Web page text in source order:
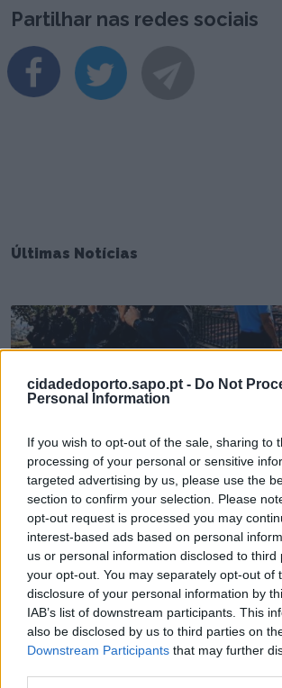
cidadedoporto.sapo.pt - Do Not
Personal Information
If you wish to opt-out of the sale, sharing to
processing of your personal or sensitive
targeted advertising by us, please use the
section to confirm your selection. Please
opt-out request is processed you may
interest-based ads based on personal
us or personal information disclosed to third
your opt-out. You may separately opt-out of
disclosure of your personal information by
IAB’s list of downstream participants. This
also be disclosed by us to third parties on
Downstream Participants that may further
Partilhar nas redes sociais
Últimas Notícias
Comando Metropolitano do Porto
anos ao serviço da população
7/08/2026